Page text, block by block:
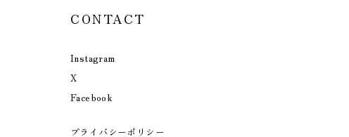
CONTACT
Instagram
X
Facebook
プライバシーポリシー